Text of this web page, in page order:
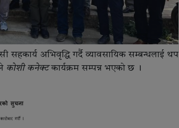
सहकार्य अभिवृद्धि गर्दै व्यावसायिक सम्बन्धलाई थप
कोशी कनेक्टकार्यक्रम सम्पन्न भएको छ ।